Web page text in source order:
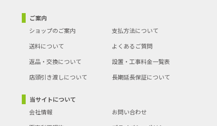
ご案内
ショップのご案内
支払方法について
送料について
よくあるご質問
返品・交換について
設置・工事料金一覧表
店頭引き渡しについて
長期延長保証について
当サイトについて
会社情報
お問い合わせ